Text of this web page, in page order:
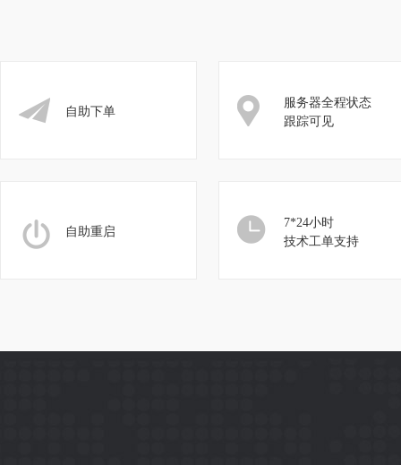
自助下单
服务器全程状态
跟踪可见
自助重启
7*24小时
技术工单支持